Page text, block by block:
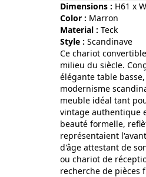
Dimensions : H61 x
Color :
marron
Material :
teck
Style :
scandinave
Ce chariot
milieu du siècle.
élégante table
modernisme
meuble idéal tant
vintage authentique
beauté formelle,
représentaient
d'âge attestant de
ou chariot de
recherche de pièces